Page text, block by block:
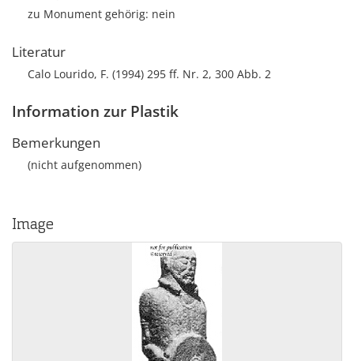
zu Monument gehörig: nein
Literatur
Calo Lourido, F. (1994) 295 ff. Nr. 2, 300 Abb. 2
Information zur Plastik
Bemerkungen
(nicht aufgenommen)
Image